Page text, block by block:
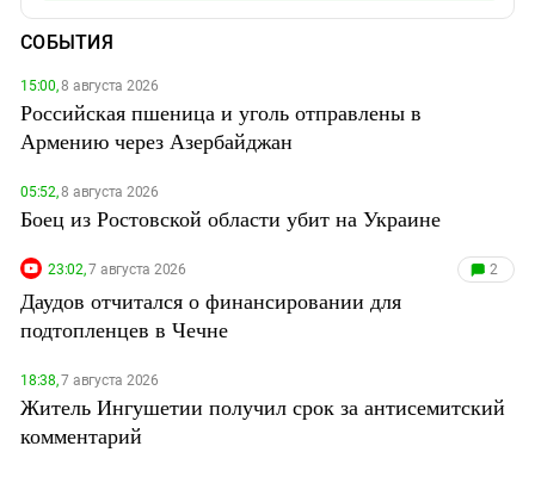
СОБЫТИЯ
15:00,8 августа 2026
Российская пшеница и уголь отправлены в
Армению через Азербайджан
05:52,8 августа 2026
Боец из Ростовской области убит на Украине
23:02,7 августа 2026 2
Даудов отчитался о финансировании для
подтопленцев в Чечне
18:38,7 августа 2026
Житель Ингушетии получил срок за антисемитский
комментарий